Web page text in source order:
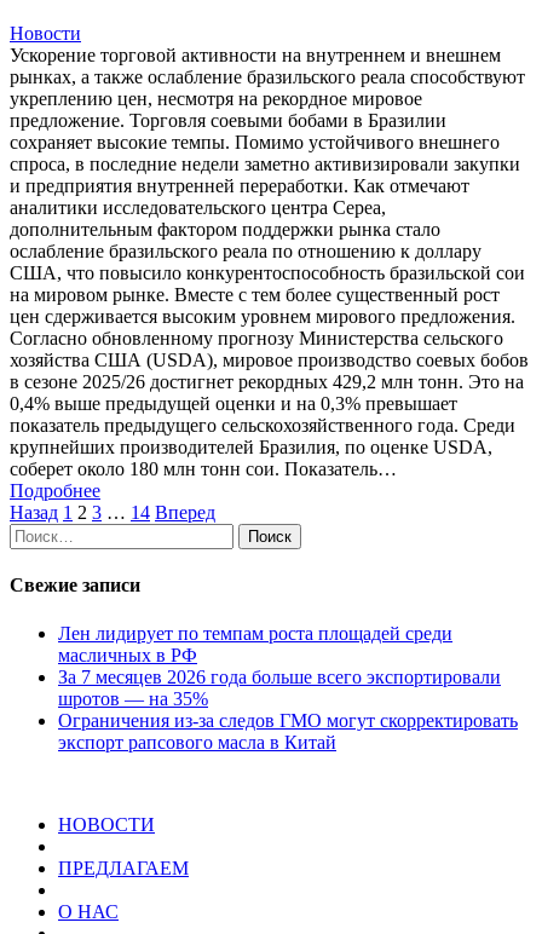
Новости
Ускорение торговой активности на внутреннем и внешнем
рынках, а также ослабление бразильского реала способствуют
укреплению цен, несмотря на рекордное мировое
предложение. Торговля соевыми бобами в Бразилии
сохраняет высокие темпы. Помимо устойчивого внешнего
спроса, в последние недели заметно активизировали закупки
и предприятия внутренней переработки. Как отмечают
аналитики исследовательского центра Cepea,
дополнительным фактором поддержки рынка стало
ослабление бразильского реала по отношению к доллару
США, что повысило конкурентоспособность бразильской сои
на мировом рынке. Вместе с тем более существенный рост
цен сдерживается высоким уровнем мирового предложения.
Согласно обновленному прогнозу Министерства сельского
хозяйства США (USDA), мировое производство соевых бобов
в сезоне 2025/26 достигнет рекордных 429,2 млн тонн. Это на
0,4% выше предыдущей оценки и на 0,3% превышает
показатель предыдущего сельскохозяйственного года. Среди
крупнейших производителей Бразилия, по оценке USDA,
соберет около 180 млн тонн сои. Показатель…
Подробнее
Пагинация
записей
Назад 1 2 3 … 14 Вперед
Найти:
Свежие записи
Лен лидирует по темпам роста площадей среди
масличных в РФ
За 7 месяцев 2026 года больше всего экспортировали
шротов — на 35%
Ограничения из-за следов ГМО могут скорректировать
экспорт рапсового масла в Китай
НОВОСТИ
ПРЕДЛАГАЕМ
О НАС